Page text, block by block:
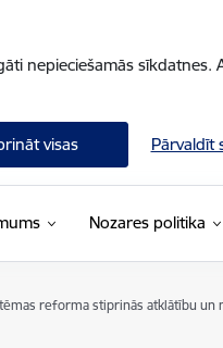
nepieciešamās
visas Pārvaldīt
Nozares politika
reforma stiprinās atklātību